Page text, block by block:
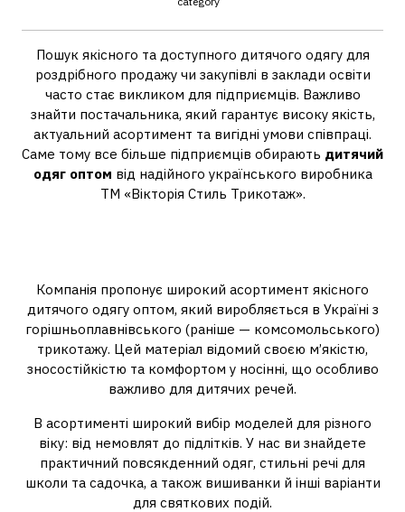
Пошук якісного та доступного дитячого одягу для
роздрібного продажу чи закупівлі в заклади освіти
часто стає викликом для підприємців. Важливо
знайти постачальника, який гарантує високу якість,
актуальний асортимент та вигідні умови співпраці.
Саме тому все більше підприємців обирають дитячий
одяг оптом від надійного українського виробника
ТМ «Вікторія Стиль Трикотаж».
Компанія пропонує широкий асортимент якісного
дитячого одягу оптом, який виробляється в Україні з
горішньоплавнівського (раніше — комсомольського)
трикотажу. Цей матеріал відомий своєю м’якістю,
зносостійкістю та комфортом у носінні, що особливо
важливо для дитячих речей.
В асортименті широкий вибір моделей для різного
віку: від немовлят до підлітків. У нас ви знайдете
практичний повсякденний одяг, стильні речі для
школи та садочка, а також вишиванки й інші варіанти
для святкових подій.